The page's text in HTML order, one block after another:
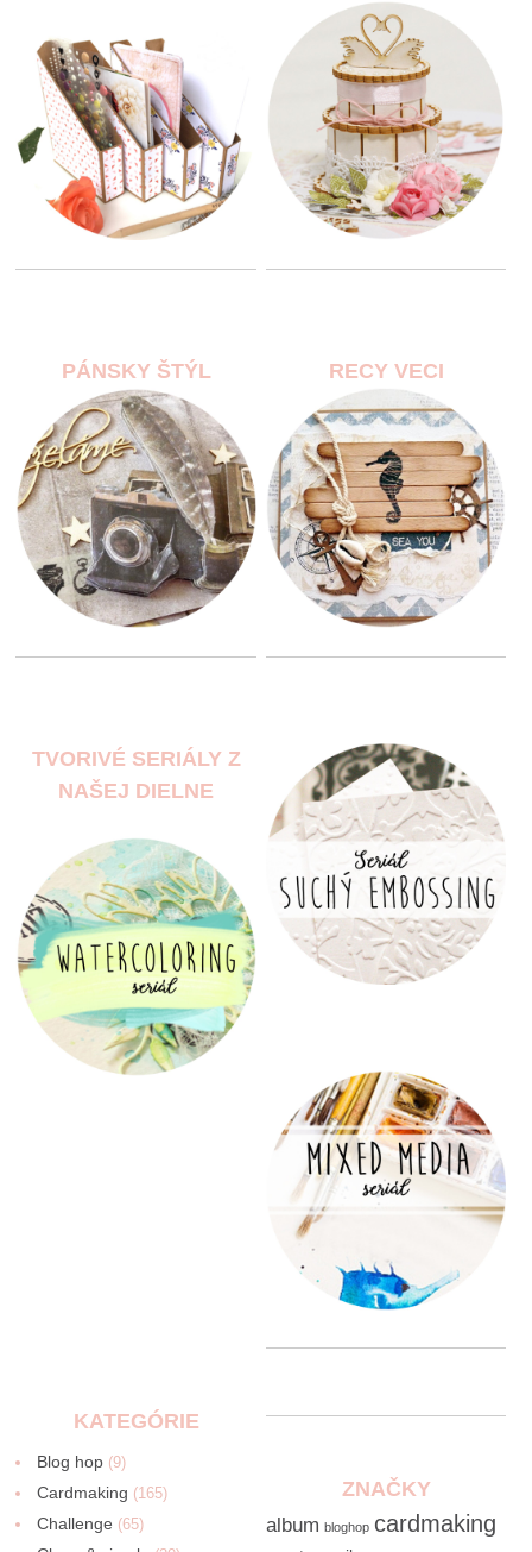
PÁNSKY ŠTÝL RECY VECI
TVORIVÉ SERIÁLY Z
NAŠEJ DIELNE
KATEGÓRIE
Blog hop (9)
Cardmaking (165)
Challenge (65)
ZNAČKY
album bloghop cardmaking